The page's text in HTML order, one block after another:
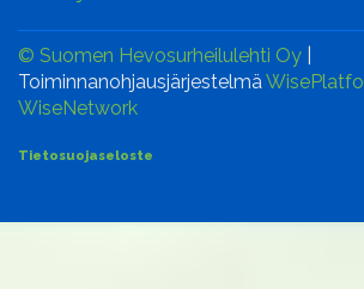
© Suomen Hevosurheilulehti Oy
Toiminnanohjausjärjestelmä
WiseNetwork
Tietosuojaseloste